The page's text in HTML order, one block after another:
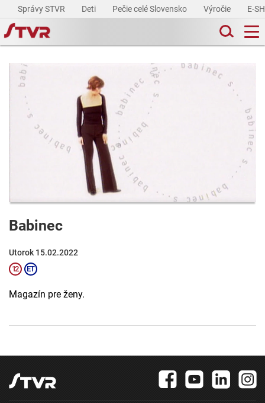
Správy STVR Deti Pečie celé Slovensko Výročie E-
Babinec
Utorok 15.02.2022
Magazín pre ženy.